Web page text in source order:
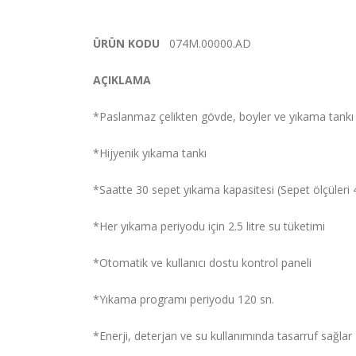
ÜRÜN KODU 074M.00000.AD
AÇIKLAMA
*Paslanmaz çelikten gövde, boyler ve yıkama tankı
*Hijyenik yıkama tankı
*Saatte 30 sepet yıkama kapasitesi (Sepet ölçüleri
*Her yıkama periyodu için 2.5 litre su tüketimi
*Otomatik ve kullanıcı dostu kontrol paneli
*Yıkama programı periyodu 120 sn.
*Enerji, deterjan ve su kullanımında tasarruf sağlar